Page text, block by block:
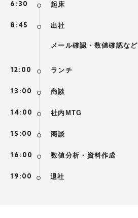
6:30 起床
8:45 出社
メール確認・数値確認など
12:00 ランチ
13:00 商談
14:00 社内MTG
15:00 商談
16:00 数値分析・資料作成
19:00 退社